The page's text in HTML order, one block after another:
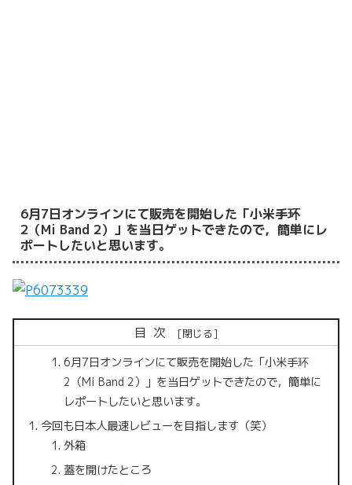
6月7日オンラインにて販売を開始した「小米手环
2（Mi Band 2）」を当日ゲットできたので，簡単にレ
ポートしたいと思います。
目次
6月7日オンラインにて販売を開始した「小米手环
2（Mi Band 2）」を当日ゲットできたので，簡単に
レポートしたいと思います。
今回も日本人最速レビューを目指します（笑）
外箱
蓋を開けたところ